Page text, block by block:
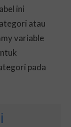
ini
atau
variable
pada